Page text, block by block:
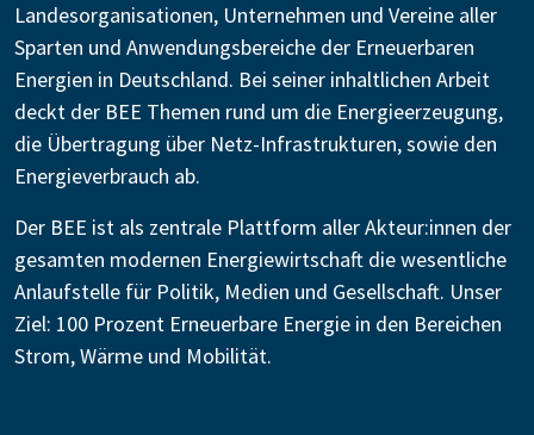
Landesorganisationen, Unternehmen und Vereine aller
Sparten und Anwendungsbereiche der Erneuerbaren
Energien in Deutschland. Bei seiner inhaltlichen Arbeit
deckt der BEE Themen rund um die Energieerzeugung,
die Übertragung über Netz-Infrastrukturen, sowie den
Energieverbrauch ab.
Der BEE ist als zentrale Plattform aller Akteur:innen der
gesamten modernen Energiewirtschaft die wesentliche
Anlaufstelle für Politik, Medien und Gesellschaft. Unser
Ziel: 100 Prozent Erneuerbare Energie in den Bereichen
Strom, Wärme und Mobilität.